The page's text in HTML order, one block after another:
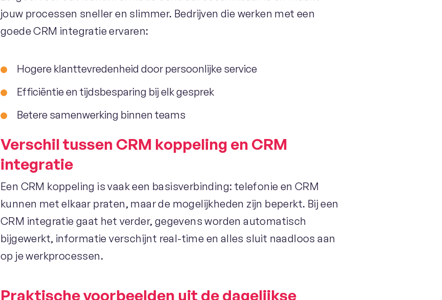
jouw processen sneller en slimmer. Bedrijven die werken met een
goede CRM integratie ervaren:
Hogere klanttevredenheid door persoonlijke service
Efficiëntie en tijdsbesparing bij elk gesprek
Betere samenwerking binnen teams
Verschil tussen CRM koppeling en CRM
integratie
Een CRM koppeling is vaak een basisverbinding: telefonie en CRM
kunnen met elkaar praten, maar de mogelijkheden zijn beperkt. Bij een
CRM integratie gaat het verder, gegevens worden automatisch
bijgewerkt, informatie verschijnt real-time en alles sluit naadloos aan
op je werkprocessen.
Praktische voorbeelden uit de dagelijkse